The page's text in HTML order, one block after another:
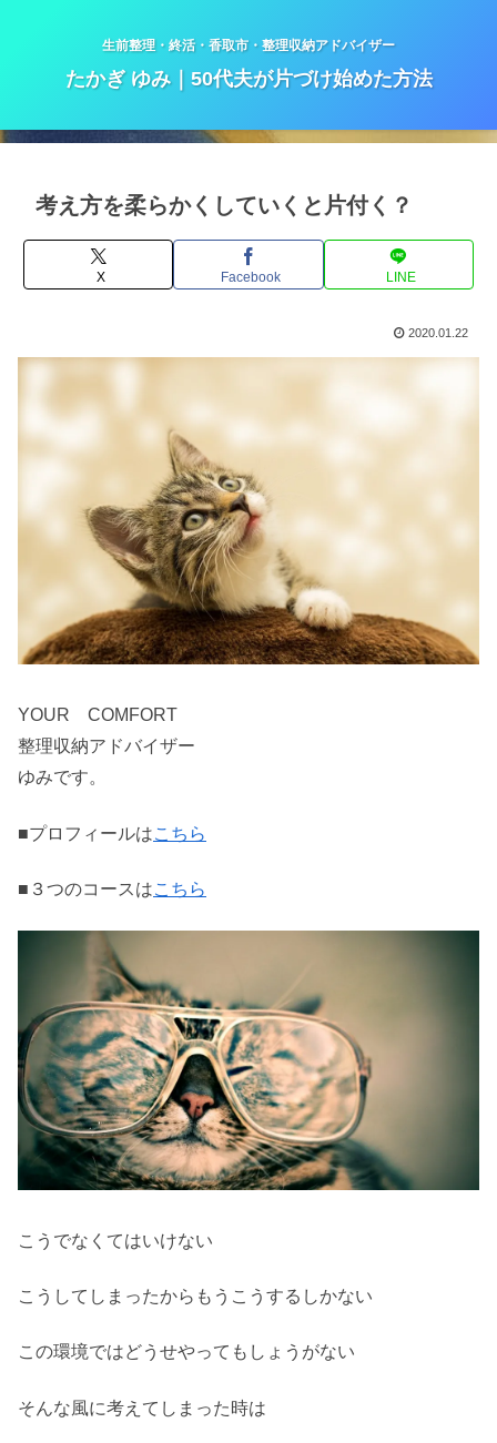
生前整理・終活・香取市・整理収納アドバイザー
たかぎ ゆみ｜50代夫が片づけ始めた方法
考え方を柔らかくしていくと片付く？
X Facebook LINE
2020.01.22
YOUR COMFORT
整理収納アドバイザー
ゆみです。
■プロフィールはこちら
■３つのコースはこちら
こうでなくてはいけない
こうしてしまったからもうこうするしかない
この環境ではどうせやってもしょうがない
そんな風に考えてしまった時は